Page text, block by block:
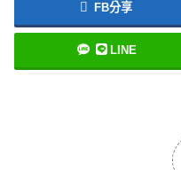
FB分享
LINE